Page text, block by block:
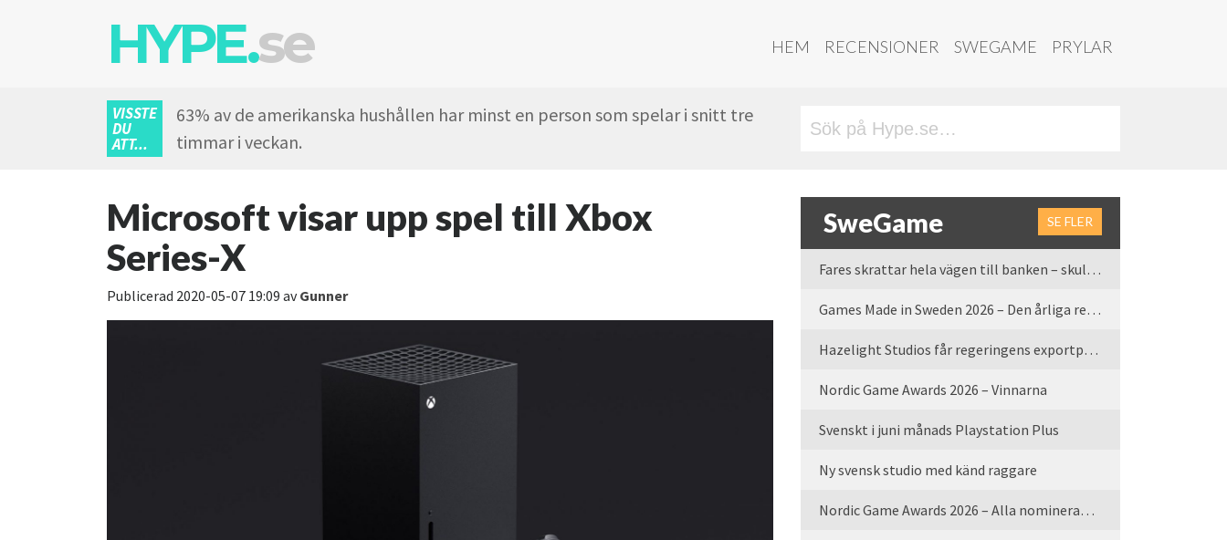
HYPE.se HEM RECENSIONER SWEGAME PRYLAR
VISSTE
DU
ATT...
63% av de amerikanska hushållen har minst en person som spelar i snitt tre
timmar i veckan.
Microsoft visar upp spel till Xbox
Series-X
Publicerad 2020-05-07 19:09 avGunner
SweGame SE FLER
Fares skrattar hela vägen till banken – skulle vi tro
Games Made in Sweden 2026 – Den årliga rean är tillbaka
Hazelight Studios får regeringens exportpris 2025
Nordic Game Awards 2026 – Vinnarna
Svenskt i juni månads Playstation Plus
Ny svensk studio med känd raggare
Nordic Game Awards 2026 – Alla nominerade spel